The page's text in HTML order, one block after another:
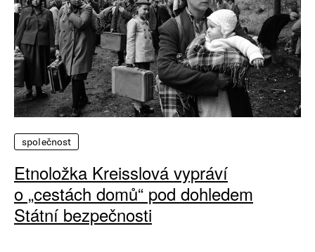
společnost
Etnoložka Kreisslová vypráví
o „cestách domů“ pod dohledem
Státní bezpečnosti